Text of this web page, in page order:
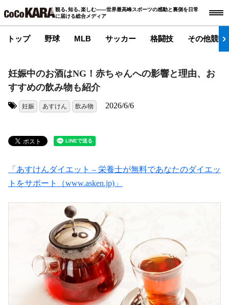
観る､知る､楽しむ――世界最高峰スポーツの感動と裏側を日常
に届ける総合メディア
トップ 野球 MLB サッカー 格闘技 その他競技
妊娠中のお酒はNG！赤ちゃんへの影響と理由、お
すすめの飲み物も紹介
妊娠 あすけん 飲み物 2026/6/6
「あすけんダイエット – 栄養士が無料であなたのダイエッ
トをサポート（www.asken.jp)」